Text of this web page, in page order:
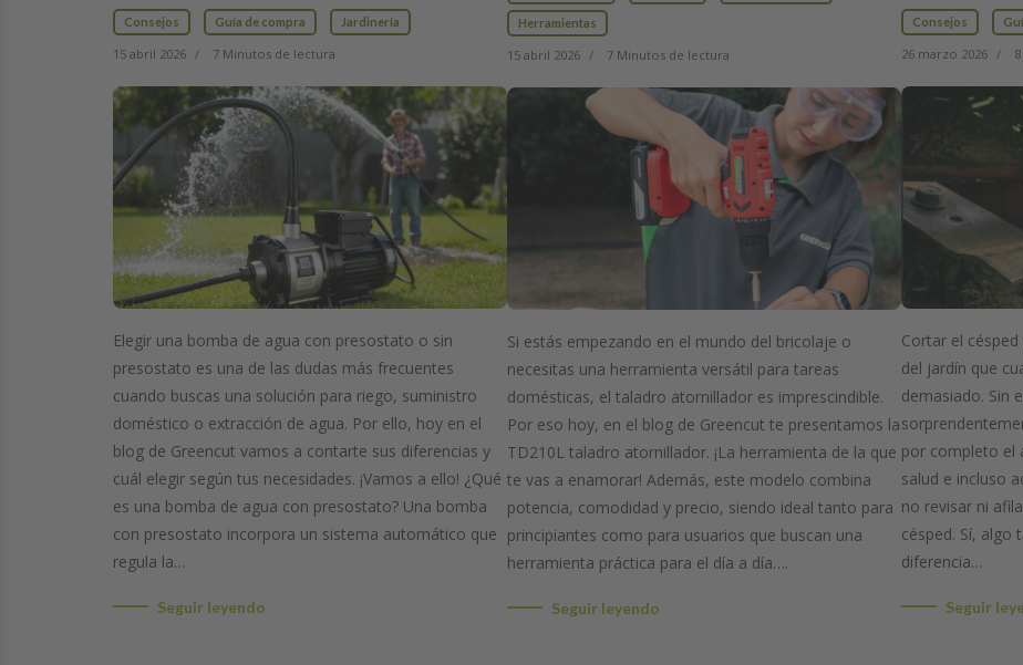
Consejos Guía de compra Jardinería
15 abril 2026 7 Minutos de lectura
Elegir una bomba de agua con presostato o sin
presostato es una de las dudas más frecuentes
cuando buscas una solución para riego, suministro
doméstico o extracción de agua. Por ello, hoy en el
blog de Greencut vamos a contarte sus diferencias y
cuál elegir según tus necesidades. ¡Vamos a ello! ¿Qué
es una bomba de agua con presostato? Una bomba
con presostato incorpora un sistema automático que
regula la…
Seguir leyendo
Herramientas
15 abril 2026 7 Minutos de lectura
Si estás empezando en el mundo del bricolaje o
necesitas una herramienta versátil para tareas
domésticas, el taladro atornillador es imprescindible.
Por eso hoy, en el blog de Greencut te presentamos la
TD210L taladro atornillador. ¡La herramienta de la que
te vas a enamorar! Además, este modelo combina
potencia, comodidad y precio, siendo ideal tanto para
principiantes como para usuarios que buscan una
herramienta práctica para el día a día….
Seguir leyendo
Consejos
26 marzo 2026
Cortar el
del jardín que
demasiado. Sin
por completo el
salud e incluso
no revisar ni
césped. Sí, algo
diferencia…
Seguir